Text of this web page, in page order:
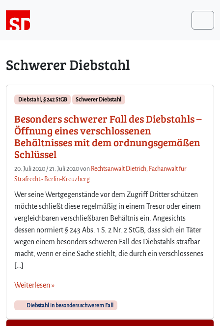
Schwerer Diebstahl
Diebstahl, § 242 StGB Schwerer Diebstahl
Besonders schwerer Fall des Diebstahls –
Öffnung eines verschlossenen
Behältnisses mit dem ordnungsgemäßen
Schlüssel
20. Juli 2020 /21. Juli 2020von Rechtsanwalt Dietrich, Fachanwalt für
Strafrecht - Berlin-Kreuzberg
Wer seine Wertgegenstände vor dem Zugriff Dritter schützen
möchte schließt diese regelmäßig in einem Tresor oder einem
vergleichbaren verschließbaren Behältnis ein. Angesichts
dessen normiert § 243 Abs. 1 S. 2 Nr. 2 StGB, dass sich ein Täter
wegen einem besonders schweren Fall des Diebstahls strafbar
macht, wenn er eine Sache stiehlt, die durch ein verschlossenes
[…]
Weiterlesen »
Diebstahl in besonders schwerem Fall